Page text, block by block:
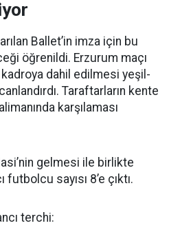
Ballet’in imza için bu
öğrenildi. Erzurum maçı
dahil edilmesi yeşil-
Taraftarların kente
karşılaması
gelmesi ile birlikte
sayısı 8’e çıktı.
terchi: